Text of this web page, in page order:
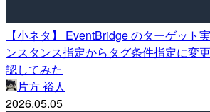
【小ネタ】 EventBridge のターゲット
ンスタンス指定からタグ条件指定に変
認してみた
片方 裕人
2026.05.05